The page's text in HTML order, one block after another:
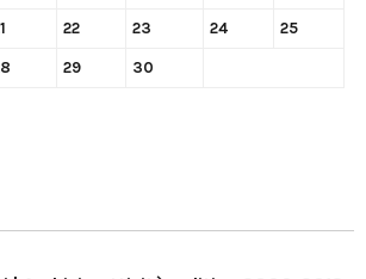
22 23 24 25
29 30